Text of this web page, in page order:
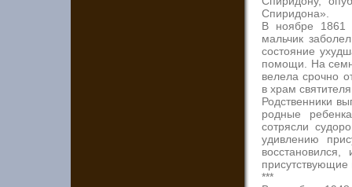
Спиридона».
В ноябре 1861
мальчик
состояние
помощи. На
велела срочно
в храм
Родственники
родные
сотрясли
удивлению
присутствующие
***